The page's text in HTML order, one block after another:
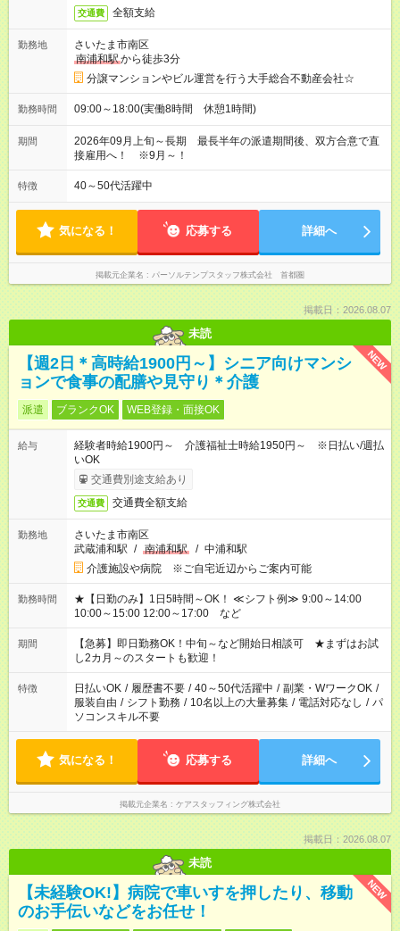
交通費 全額支給
勤務地
さいたま市南区
南浦和駅から徒歩3分
分譲マンションやビル運営を行う大手総合不動産会社☆
勤務時間 09:00～18:00(実働8時間 休憩1時間)
期間
2026年09月上旬～長期 最長半年の派遣期間後、双方合意で直
接雇用へ！ ※9月～！
特徴 40～50代活躍中
気になる！ 応募する 詳細へ
掲載元企業名 パーソルテンプスタッフ株式会社 首都圏
掲載日：2026.08.07
未読
NEW
【週2日＊高時給1900円～】シニア向けマンシ
ョンで食事の配膳や見守り＊介護
派遣 ブランクOK WEB登録・面接OK
給与
経験者時給1900円～ 介護福祉士時給1950円～ ※日払い/週払
いOK
交通費別途支給あり
交通費 交通費全額支給
勤務地
さいたま市南区
武蔵浦和駅 / 南浦和駅 / 中浦和駅
介護施設や病院 ※ご自宅近辺からご案内可能
勤務時間
★【日勤のみ】1日5時間～OK！ ≪シフト例≫ 9:00～14:00
10:00～15:00 12:00～17:00 など
期間
【急募】即日勤務OK！中旬～など開始日相談可 ★まずはお試
し2カ月～のスタートも歓迎！
特徴 日払いOK / 履歴書不要 / 40～50代活躍中 / 副業・WワークOK /
服装自由 / シフト勤務 / 10名以上の大量募集 / 電話対応なし / パ
ソコンスキル不要
気になる！ 応募する 詳細へ
掲載元企業名 ケアスタッフィング株式会社
掲載日：2026.08.07
未読
NEW
【未経験OK!】病院で車いすを押したり、移動
のお手伝いなどをお任せ！